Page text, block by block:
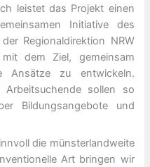
leistet das Projekt einen
Initiative des
Regionaldirektion NRW
dem Ziel, gemeinsam
Ansätze zu entwickeln.
Arbeitsuchende sollen so
Bildungsangebote und
die münsterlandweite
Art bringen wir